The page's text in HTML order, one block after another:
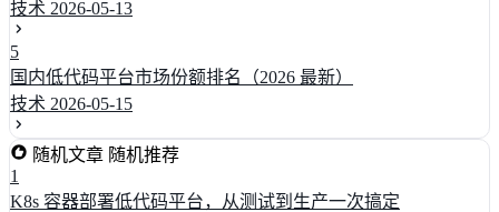
技术 2026-05-13
5
国内低代码平台市场份额排名（2026 最新）
技术 2026-05-15
随机文章 随机推荐
1
K8s 容器部署低代码平台，从测试到生产一次搞定